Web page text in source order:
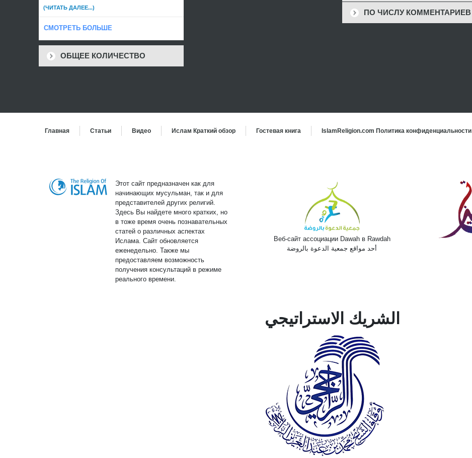
(ЧИТАТЬ ДАЛЕЕ...)
СМОТРЕТЬ БОЛЬШЕ
ОБЩЕЕ КОЛИЧЕСТВО
ПО ЧИСЛУ КОММЕНТАРИЕВ
Главная Статьи Bидео Ислам Краткий обзор Гостевая книга IslamReligion.com Политика конфиденциальности
Этот сайт предназначен как для
начинающих мусульман, так и для
представителей других религий.
Здесь Вы найдете много кратких, но
в тоже время очень познавательных
статей о различных аспектах
Ислама. Сайт обновляется
еженедельно. Также мы
предоставляем возможность
получения консультаций в режиме
реального времени.
Веб-сайт ассоциации Dawah в Rawdah
أحد مواقع جمعية الدعوة بالروضة
الشريك الاستراتيجي